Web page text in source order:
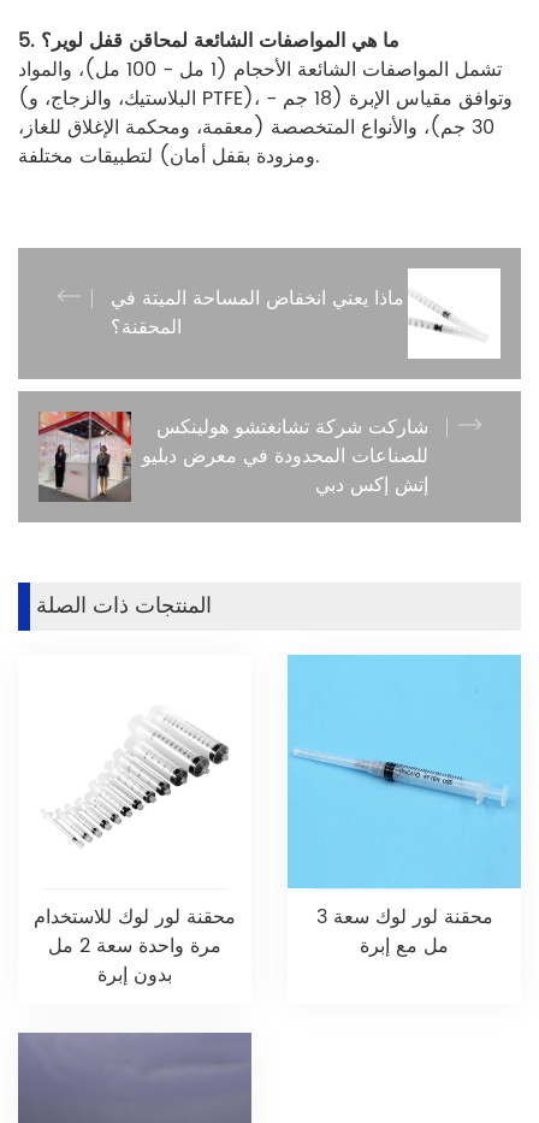
5. ما هي المواصفات الشائعة لمحاقن قفل لوير؟
تشمل المواصفات الشائعة الأحجام (1 مل - 100 مل)، والمواد
(البلاستيك، والزجاج، و PTFE)، وتوافق مقياس الإبرة (18 جم -
30 جم)، والأنواع المتخصصة (معقمة، ومحكمة الإغلاق للغاز،
ومزودة بقفل أمان) لتطبيقات مختلفة.
ماذا يعني انخفاض المساحة الميتة في
المحقنة؟
شاركت شركة تشانغتشو هولينكس
للصناعات المحدودة في معرض دبليو
إتش إكس دبي
المنتجات ذات الصلة
محقنة لور لوك للاستخدام
مرة واحدة سعة 2 مل
بدون إبرة
محقنة لور لوك سعة 3
مل مع إبرة